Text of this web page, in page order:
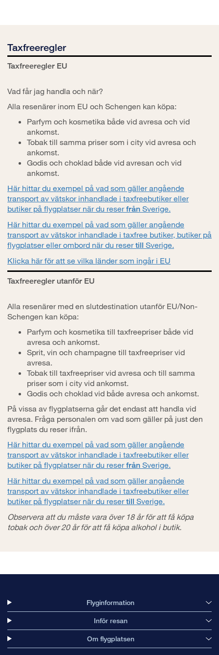
Taxfreeregler
Taxfreeregler EU
Vad får jag handla och när?
Alla resenärer inom EU och Schengen kan köpa:
Parfym och kosmetika både vid avresa och vid
ankomst.
Tobak till samma priser som i city vid avresa och
ankomst.
Godis och choklad både vid avresan och vid
ankomst.
Här hittar du exempel på vad som gäller angående
transport av vätskor inhandlade i taxfreebutiker eller
butiker på flygplatser när du reserfrån Sverige.
Här hittar du exempel på vad som gäller angående
transport av vätskor inhandlade i taxfree butiker, butiker på
flygplatser eller ombord när du resertill Sverige.
Klicka här för att se vilka länder som ingår i EU
Taxfreeregler utanför EU
Alla resenärer med en slutdestination utanför EU/Non-
Schengen kan köpa:
Parfym och kosmetika till taxfreepriser både vid
avresa och ankomst.
Sprit, vin och champagne till taxfreepriser vid
avresa.
Tobak till taxfreepriser vid avresa och till samma
priser som i city vid ankomst.
Godis och choklad vid både avresa och ankomst.
På vissa av flygplatserna går det endast att handla vid
avresa. Fråga personalen om vad som gäller på just den
flygplats du reser ifrån.
Här hittar du exempel på vad som gäller angående
transport av vätskor inhandlade i taxfreebutiker eller
butiker på flygplatser när du reserfrån Sverige.
Här hittar du exempel på vad som gäller angående
transport av vätskor inhandlade i taxfreebutiker eller
butiker på flygplatser när du resertill Sverige.
Observera att du måste vara över 18 år för att få köpa
tobak och över 20 år för att få köpa alkohol i butik.
Flyginformation
Inför resan
Om flygplatsen